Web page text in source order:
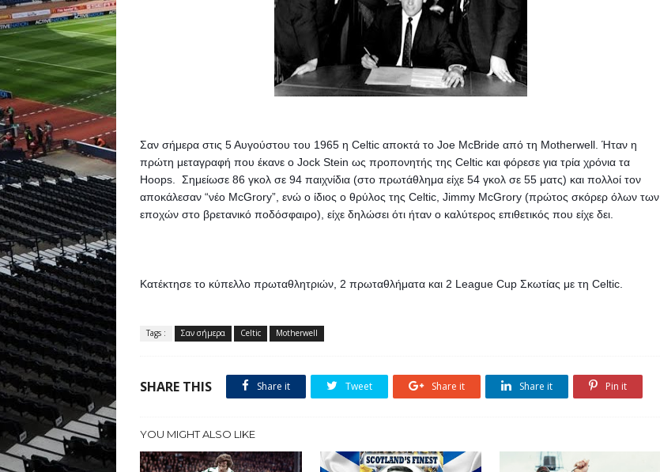
Σαν σήμερα στις 5 Αυγούστου του 1965 η Celtic αποκτά το Joe McBride από τη Motherwell. Ήταν η
πρώτη μεταγραφή που έκανε ο Jock Stein ως προπονητής της Celtic και φόρεσε για τρία χρόνια τα
Hoops. Σημείωσε 86 γκολ σε 94 παιχνίδια (στο πρωτάθλημα είχε 54 γκολ σε 55 ματς) και πολλοί τον
αποκάλεσαν “νέο McGrory”, ενώ ο ίδιος ο θρύλος της Celtic, Jimmy McGrory (πρώτος σκόρερ όλων των
εποχών στο βρετανικό ποδόσφαιρο), είχε δηλώσει ότι ήταν ο καλύτερος επιθετικός που είχε δει.
Κατέκτησε το κύπελλο πρωταθλητριών, 2 πρωταθλήματα και 2 League Cup Σκωτίας με τη Celtic.
Tags : Σαν σήμερα Celtic Motherwell
SHARE THIS Share it Tweet Share it Share it Pin it
YOU MIGHT ALSO LIKE